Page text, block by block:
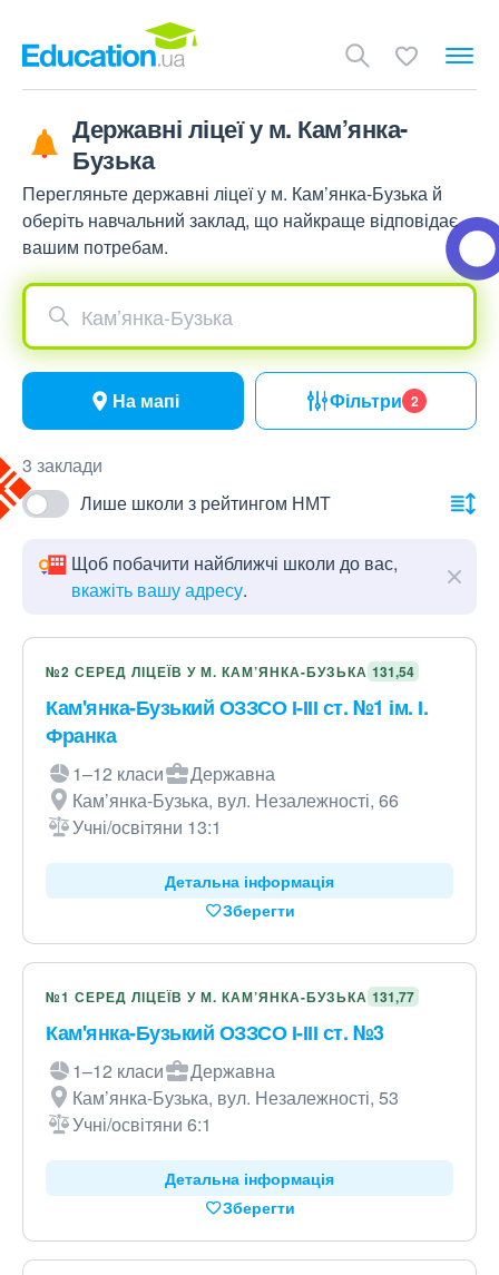
Державні ліцеї у м. Кам’янка-
Бузька
Перегляньте державні ліцеї у м. Кам’янка-Бузька й
оберіть навчальний заклад, що найкраще відповідає
вашим потребам.
Кам’янка-Бузька
На мапі Фільтри 2
3 заклади
Лише школи з рейтингом НМТ
Щоб побачити найближчі школи до вас,
вкажіть вашу адресу.
№2 СЕРЕД ЛІЦЕЇВ У М. КАМ’ЯНКА-БУЗЬКА 131,54
Кам'янка-Бузький ОЗЗСО І-ІІІ ст. №1 ім. І.
Франка
1–12 класи
Державна
Кам’янка-Бузька, вул. Незалежності, 66
Учні/освітяни 13:1
Детальна інформація
Зберегти
№1 СЕРЕД ЛІЦЕЇВ У М. КАМ’ЯНКА-БУЗЬКА 131,77
Кам'янка-Бузький ОЗЗСО І-ІІІ ст. №3
1–12 класи
Державна
Кам’янка-Бузька, вул. Незалежності, 53
Учні/освітяни 6:1
Детальна інформація
Зберегти